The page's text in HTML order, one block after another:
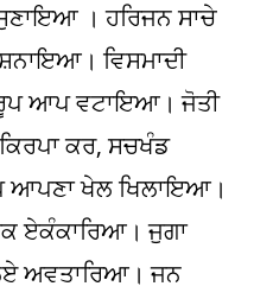
। ਹਰਿਜਨ ਸਾਚੇ
ਵਿਸਮਾਦੀ
ਰੂਪ ਆਪ ਵਟਾਇਆ। ਜੋਤੀ
ਕਰ, ਸਚਖੰਡ
ਆਪਣਾ ਖੇਲ ਖਿਲਾਇਆ।
ਏਕੰਕਾਰਿਆ। ਜੁਗਾ
ਅਵਤਾਰਿਆ। ਜਨ